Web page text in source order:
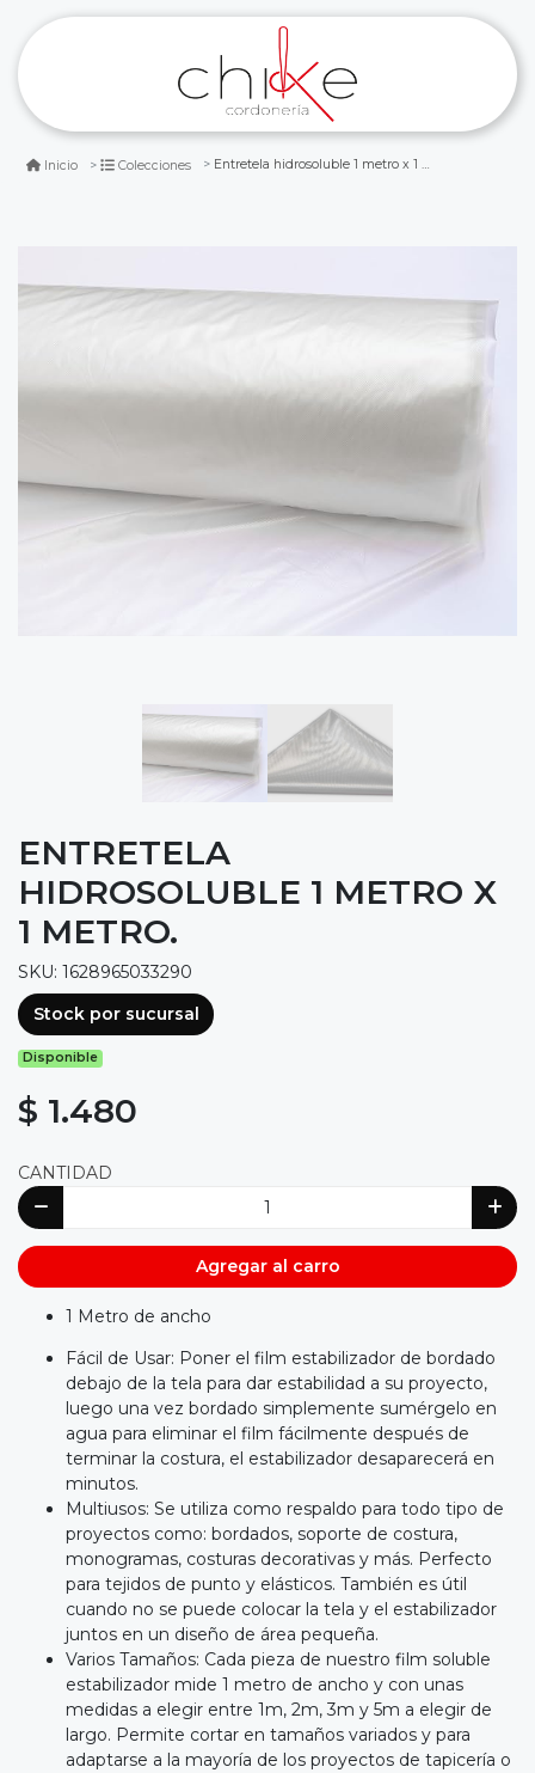
Inicio Colecciones Entretela hidrosoluble 1 metro x 1 metro.
ENTRETELA
HIDROSOLUBLE 1 METRO X
1 METRO.
SKU: 1628965033290
Stock por sucursal
Disponible
$ 1.480
CANTIDAD
Agregar al carro
1 Metro de ancho
Fácil de Usar: Poner el film estabilizador de bordado
debajo de la tela para dar estabilidad a su proyecto,
luego una vez bordado simplemente sumérgelo en
agua para eliminar el film fácilmente después de
terminar la costura, el estabilizador desaparecerá en
minutos.
Multiusos: Se utiliza como respaldo para todo tipo de
proyectos como: bordados, soporte de costura,
monogramas, costuras decorativas y más. Perfecto
para tejidos de punto y elásticos. También es útil
cuando no se puede colocar la tela y el estabilizador
juntos en un diseño de área pequeña.
Varios Tamaños: Cada pieza de nuestro film soluble
estabilizador mide 1 metro de ancho y con unas
medidas a elegir entre 1m, 2m, 3m y 5m a elegir de
largo. Permite cortar en tamaños variados y para
adaptarse a la mayoría de los proyectos de tapicería o